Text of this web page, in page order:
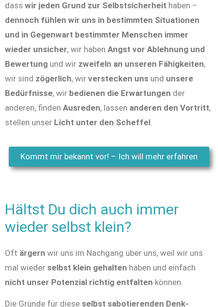
dass wir jeden Grund zur Selbstsicherheit haben –
dennoch fühlen wir uns in bestimmten Situationen
und in Gegenwart bestimmter Menschen immer
wieder unsicher, wir haben Angst vor Ablehnung und
Bewertung und wir zweifeln an unseren Fähigkeiten,
wir sind zögerlich, wir verstecken uns und unsere
Bedürfnisse, wir bedienen die Erwartungen der
anderen, finden Ausreden, lassen anderen den Vortritt,
stellen unser Licht unter den Scheffel.
Kommt mir bekannt vor! – Ich will mehr erfahren
Hältst Du dich auch immer
wieder selbst klein?
Oft ärgern wir uns im Nachgang über uns, weil wir uns
mal wieder selbst klein gehalten haben und einfach
nicht unser Potenzial richtig entfalten können.
Die Gründe für diese selbst sabotierenden Denk-